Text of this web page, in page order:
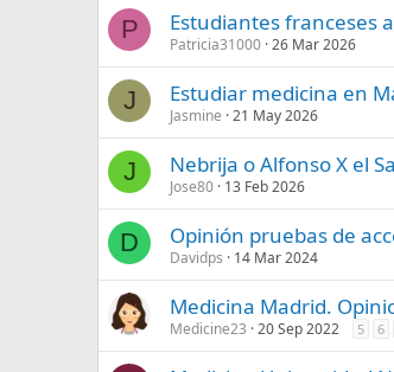
P Estudiantes franceses
Patricia31000 26 Mar 2026
J Estudiar medicina en
Jasmine 21 May 2026
J Nebrija o Alfonso X el
Jose80 13 Feb 2026
D Opinión pruebas de
Davidps 14 Mar 2024
Medicina Madrid.
Medicine23 20 Sep 2022 5 6